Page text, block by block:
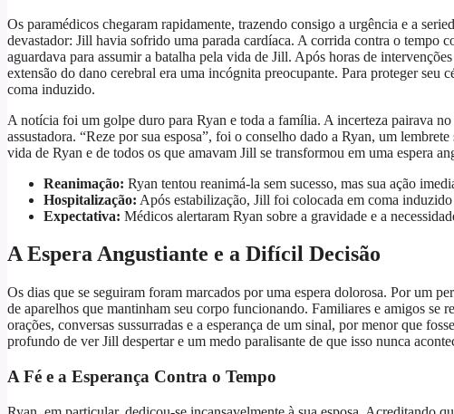
Os paramédicos chegaram rapidamente, trazendo consigo a urgência e a
devastador: Jill havia sofrido uma parada cardíaca. A corrida contra o tempo
aguardava para assumir a batalha pela vida de Jill. Após horas de
extensão do dano cerebral era uma incógnita preocupante. Para proteger
coma induzido.
A notícia foi um golpe duro para Ryan e toda a família. A incerteza pairava
assustadora. “Reze por sua esposa”, foi o conselho dado a Ryan, um
vida de Ryan e de todos os que amavam Jill se transformou em uma espera
Reanimação: Ryan tentou reanimá-la sem sucesso, mas sua ação
Hospitalização: Após estabilização, Jill foi colocada em coma
Expectativa: Médicos alertaram Ryan sobre a gravidade e a
A Espera Angustiante e a Difícil Decisão
Os dias que se seguiram foram marcados por uma espera dolorosa. Por um
de aparelhos que mantinham seu corpo funcionando. Familiares e amigos se
orações, conversas sussurradas e a esperança de um sinal, por menor que
profundo de ver Jill despertar e um medo paralisante de que isso nunca
A Fé e a Esperança Contra o Tempo